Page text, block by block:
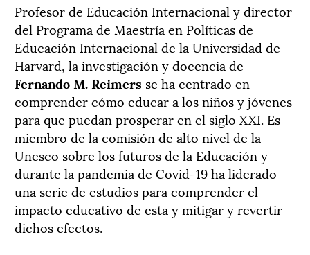
Profesor de Educación Internacional y director
del Programa de Maestría en Políticas de
Educación Internacional de la Universidad de
Harvard, la investigación y docencia de
Fernando M. Reimers se ha centrado en
comprender cómo educar a los niños y jóvenes
para que puedan prosperar en el siglo XXI. Es
miembro de la comisión de alto nivel de la
Unesco sobre los futuros de la Educación y
durante la pandemia de Covid-19 ha liderado
una serie de estudios para comprender el
impacto educativo de esta y mitigar y revertir
dichos efectos.